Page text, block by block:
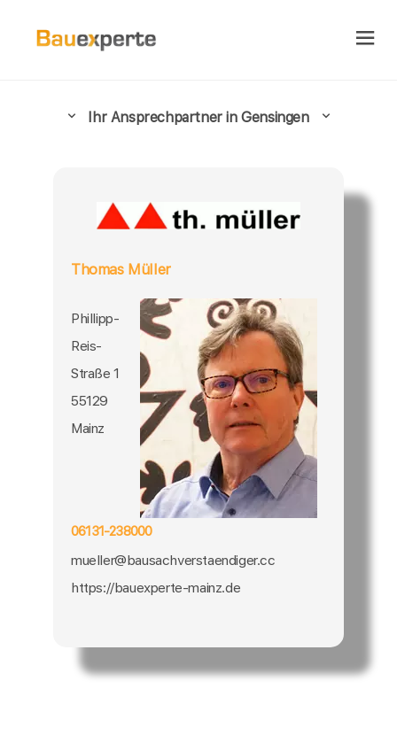
Ihr Ansprechpartner in Gensingen
Thomas Müller
Phillipp-
Reis-
Straße 1
55129
Mainz
06131-238000
mueller@bausachverstaendiger.cc
https://bauexperte-mainz.de